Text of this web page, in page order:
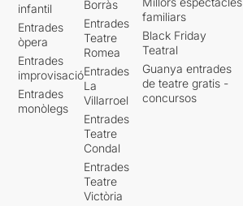
infantil
Entrades
òpera
Entrades
improvisació
Entrades
monòlegs
Borràs
Entrades
Teatre
Romea
Entrades
La
Villarroel
Entrades
Teatre
Condal
Entrades
Teatre
Victòria
familiars
Black Friday
Teatral
Guanya entrades
de teatre gratis -
concursos